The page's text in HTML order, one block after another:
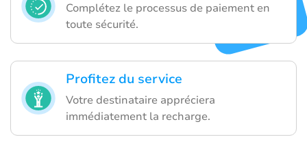
Complétez le processus de paiement en
toute sécurité.
Profitez du service
Votre destinataire appréciera
immédiatement la recharge.